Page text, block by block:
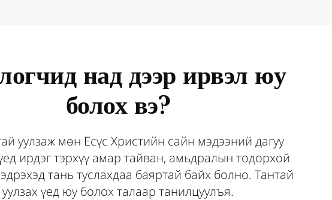
над дээр ирвэл юу
болох вэ?
уулзаж мөн Есүс Христийн сайн мэдээний дагуу
ирдэг тэрхүү амар тайван, амьдралын тодорхой
тань туслахдаа баяртай байх болно. Тантай
уулзах үед юу болох талаар танилцуулъя.